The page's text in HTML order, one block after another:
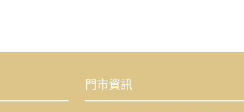
門市資訊